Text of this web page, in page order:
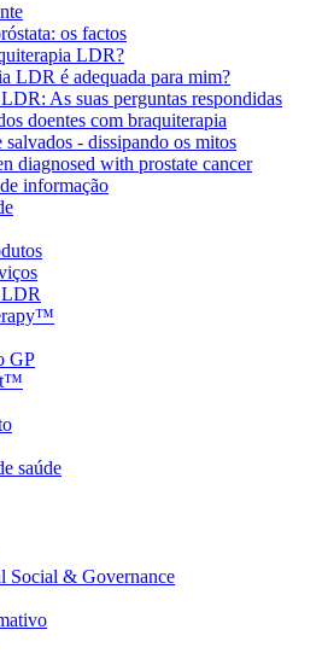
os factos
LDR?
LDR é adequada para mim?
As suas perguntas respondidas
doentes com braquiterapia
salvados - dissipando os mitos
diagnosed with prostate cancer
informação
GP
saúde
Social & Governance